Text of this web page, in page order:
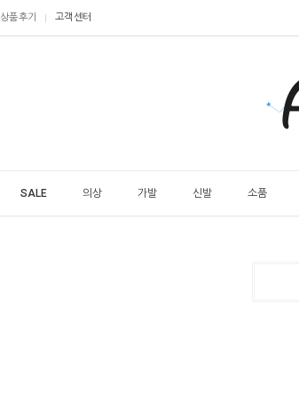
상품후기 고객센터
SALE 의상 가발 신발 소품